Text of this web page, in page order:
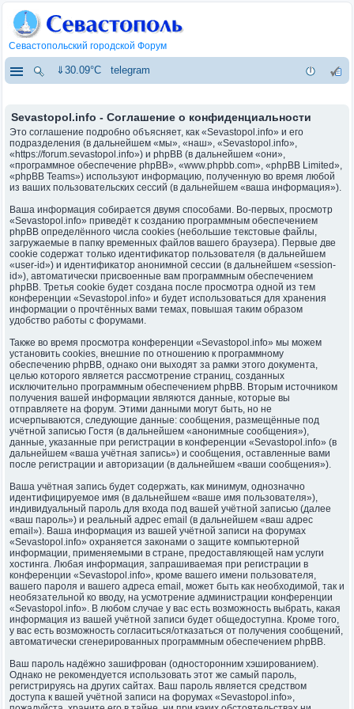
Севастопольский городской Форум
⇓30.09°C telegram
Sevastopol.info - Соглашение о конфиденциальности
Это соглашение подробно объясняет, как «Sevastopol.info» и его
подразделения (в дальнейшем «мы», «наш», «Sevastopol.info»,
«https://forum.sevastopol.info») и phpBB (в дальнейшем «они»,
«программное обеспечение phpBB», «www.phpbb.com», «phpBB Limited»,
«phpBB Teams») используют информацию, полученную во время любой
из ваших пользовательских сессий (в дальнейшем «ваша информация»).
Ваша информация собирается двумя способами. Во-первых, просмотр
«Sevastopol.info» приведёт к созданию программным обеспечением
phpBB определённого числа cookies (небольшие текстовые файлы,
загружаемые в папку временных файлов вашего браузера). Первые две
cookie содержат только идентификатор пользователя (в дальнейшем
«user-id») и идентификатор анонимной сессии (в дальнейшем «session-
id»), автоматически присвоенные вам программным обеспечением
phpBB. Третья cookie будет создана после просмотра одной из тем
конференции «Sevastopol.info» и будет использоваться для хранения
информации о прочтённых вами темах, повышая таким образом
удобство работы с форумами.
Также во время просмотра конференции «Sevastopol.info» мы можем
установить cookies, внешние по отношению к программному
обеспечению phpBB, однако они выходят за рамки этого документа,
целью которого является рассмотрение страниц, созданных
исключительно программным обеспечением phpBB. Вторым источником
получения вашей информации являются данные, которые вы
отправляете на форум. Этими данными могут быть, но не
исчерпываются, следующие данные: сообщения, размещённые под
учётной записью Гостя (в дальнейшем «анонимные сообщения»),
данные, указанные при регистрации в конференции «Sevastopol.info» (в
дальнейшем «ваша учётная запись») и сообщения, оставленные вами
после регистрации и авторизации (в дальнейшем «ваши сообщения»).
Ваша учётная запись будет содержать, как минимум, однозначно
идентифицируемое имя (в дальнейшем «ваше имя пользователя»),
индивидуальный пароль для входа под вашей учётной записью (далее
«ваш пароль») и реальный адрес email (в дальнейшем «ваш адрес
email»). Ваша информация из вашей учётной записи на форумах
«Sevastopol.info» охраняется законами о защите компьютерной
информации, применяемыми в стране, предоставляющей нам услуги
хостинга. Любая информация, запрашиваемая при регистрации в
конференции «Sevastopol.info», кроме вашего имени пользователя,
вашего пароля и вашего адреса email, может быть как необходимой, так и
необязательной ко вводу, на усмотрение администрации конференции
«Sevastopol.info». В любом случае у вас есть возможность выбрать, какая
информация из вашей учётной записи будет общедоступна. Кроме того,
у вас есть возможность согласиться/отказаться от получения сообщений,
автоматически сгенерированных программным обеспечением phpBB.
Ваш пароль надёжно зашифрован (односторонним хэшированием).
Однако не рекомендуется использовать этот же самый пароль,
регистрируясь на других сайтах. Ваш пароль является средством
доступа к вашей учётной записи на форумах «Sevastopol.info»,